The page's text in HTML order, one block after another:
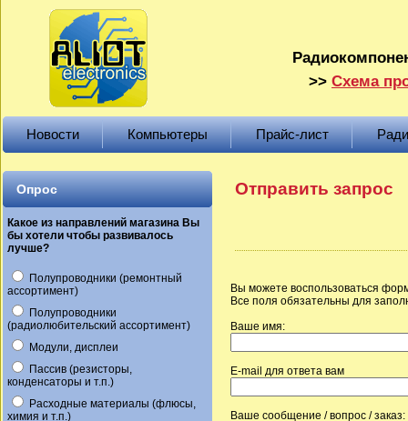
>> Схема
Новости Компьютеры Прайс-лист
Опрос
Какое из направлений магазина Вы
бы хотели чтобы развивалось
лучше?
Полупроводники (ремонтный
ассортимент)
Полупроводники
(радиолюбительский ассортимент)
Модули, дисплеи
Пассив (резисторы,
конденсаторы и т.п.)
Расходные материалы (флюсы,
химия и т.п.)
Отправить запрос
Вы можете воспользоваться
Все поля обязательны для
Ваше имя:
E-mail для ответа вам
Ваше сообщение / вопрос / заказ: